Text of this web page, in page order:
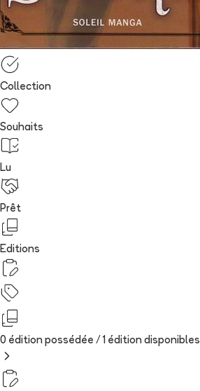
Collection
Souhaits
Lu
Prêt
Editions
0 édition possédée / 1 édition disponibles